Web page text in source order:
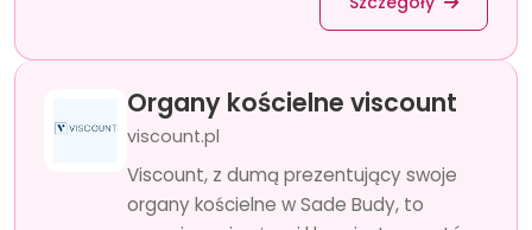
Organy kościelne viscount
viscount.pl
Viscount, z dumą prezentujący swoje
organy kościelne w Sade Budy, to